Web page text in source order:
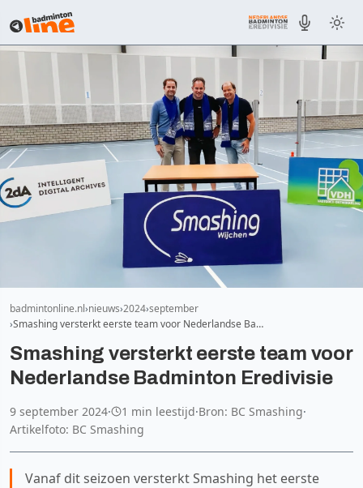
badmintonline.nl nieuws 2024 september
Smashing versterkt eerste team voor Nederlandse Ba…
Smashing versterkt eerste team voor
Nederlandse Badminton Eredivisie
9 september 2024· 1 min leestijd·Bron: BC Smashing·
Artikelfoto: BC Smashing
Vanaf dit seizoen versterkt Smashing het eerste